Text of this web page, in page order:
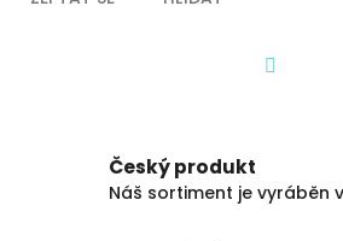
Český produkt
Náš sortiment je vyráběn